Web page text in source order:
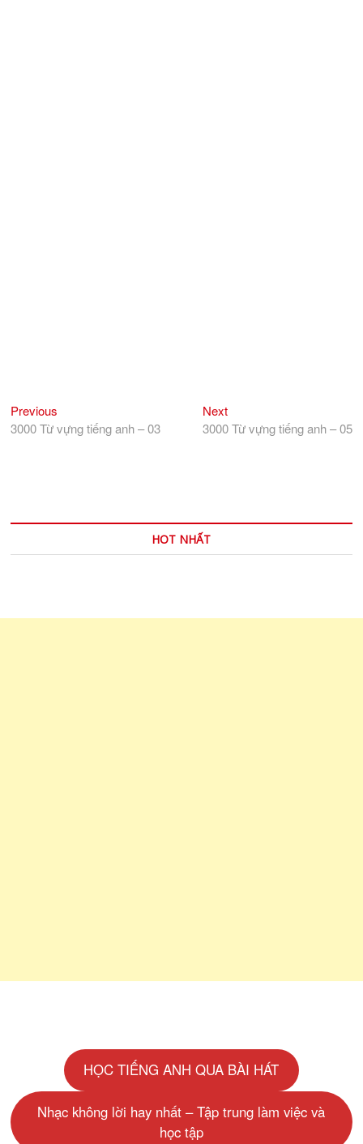
Điều
hướng
Previous
post:
3000 Từ vựng tiếng anh – 03
NextNext
post:
3000 Từ vựng tiếng anh – 05
HOT NHẤT
HỌC TIẾNG ANH QUA BÀI HÁT
Nhạc không lời hay nhất – Tập trung làm việc và
học tập